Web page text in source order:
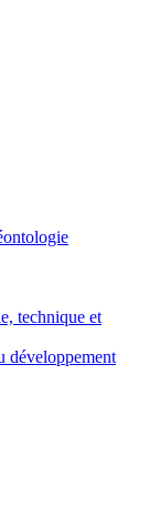
technique et
développement